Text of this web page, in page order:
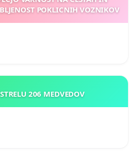
POKLICNIH VOZNIKOV
206 MEDVEDOV